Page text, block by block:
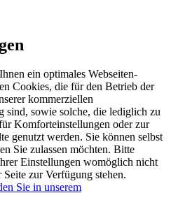
ein optimales Webseiten-
Cookies, die für den Betrieb der
kommerziellen
sind, sowie solche, die lediglich zu
Komforteinstellungen oder zur
genutzt werden. Sie können selbst
Sie zulassen möchten. Bitte
Einstellungen womöglich nicht
zur Verfügung stehen.
Sie in unserem